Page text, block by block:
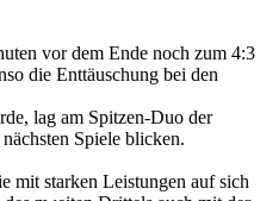
vor dem Ende noch zum 4:3
die Enttäuschung bei den
lag am Spitzen-Duo der
Spiele blicken.
mit starken Leistungen auf sich